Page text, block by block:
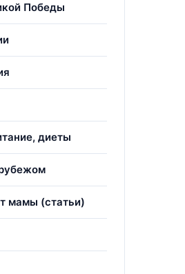
Победы
диеты
мамы (статьи)